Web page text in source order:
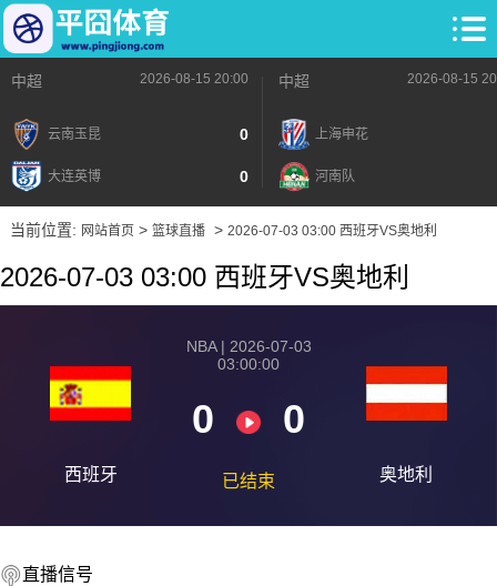
中超 2026-08-15 20:00
云南玉昆 0
大连英博 0
中超 2026-08-15
上海申花
河南队
当前位置: 网站首页> 篮球直播> 2026-07-03 03:00 西班牙VS奥地利
2026-07-03 03:00 西班牙VS奥地利
西班牙
NBA | 2026-07-03
03:00:00
0 0
已结束 奥地利
直播信号